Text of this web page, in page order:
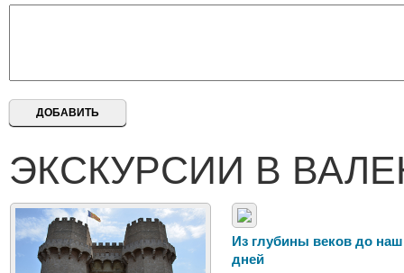
ЭКСКУРСИИ В
Из глубины веков до
дней